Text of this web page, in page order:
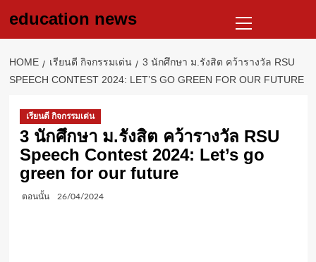
education news
Menu
HOME เรียนดี กิจกรรมเด่น
3 นักศึกษา ม.รังสิต คว้ารางวัล RSU
SPEECH CONTEST 2024: LET’S GO GREEN FOR OUR FUTURE
เรียนดี กิจกรรมเด่น
3 นักศึกษา ม.รังสิต คว้ารางวัล RSU
Speech Contest 2024: Let’s go
green for our future
ตอนนั้น 26/04/2024